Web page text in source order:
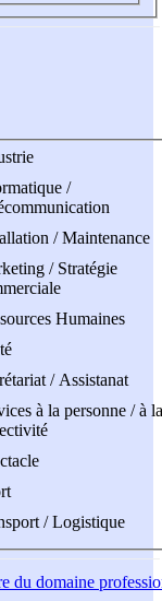
/
/ Maintenance
/ Stratégie
Humaines
/ Assistanat
à la personne / à la
/ Logistique
du domaine